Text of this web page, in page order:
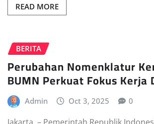
READ MORE
BERITA
Perubahan Nomenklatur
BUMN Perkuat Fokus Kerja
Admin Oct 3, 2025 0